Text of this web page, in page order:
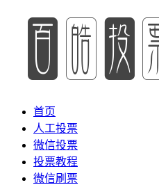
首页
人工投票
微信投票
投票教程
微信刷票